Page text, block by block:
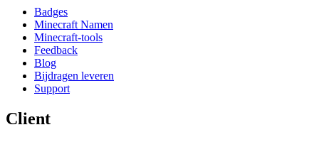
Badges
Minecraft Namen
Minecraft-tools
Feedback
Blog
Bijdragen leveren
Support
Client